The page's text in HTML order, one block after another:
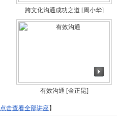
跨文化沟通成功之道 [周小华]
有效沟通 [金正昆]
点击查看全部讲座】